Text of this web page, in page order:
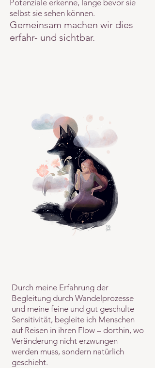
Potenziale erkenne, lange bevor sie
selbst sie sehen können.
Gemeinsam machen wir dies
erfahr- und sichtbar.
Durch meine Erfahrung der
Begleitung durch Wandelprozesse
und meine feine und gut geschulte
Sensitivität, begleite ich Menschen
auf Reisen in ihren Flow – dorthin, wo
Veränderung nicht erzwungen
werden muss, sondern natürlich
geschieht.